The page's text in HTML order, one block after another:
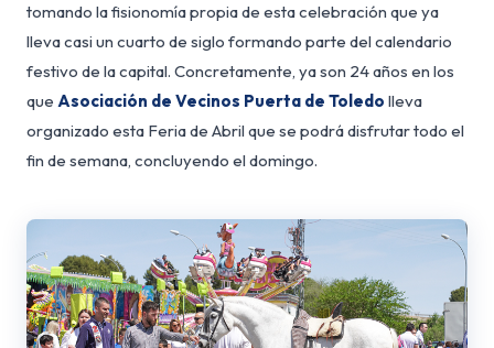
tomando la fisionomía propia de esta celebración que ya
lleva casi un cuarto de siglo formando parte del calendario
festivo de la capital. Concretamente, ya son 24 años en los
que Asociación de Vecinos Puerta de Toledo lleva
organizado esta Feria de Abril que se podrá disfrutar todo el
fin de semana, concluyendo el domingo.